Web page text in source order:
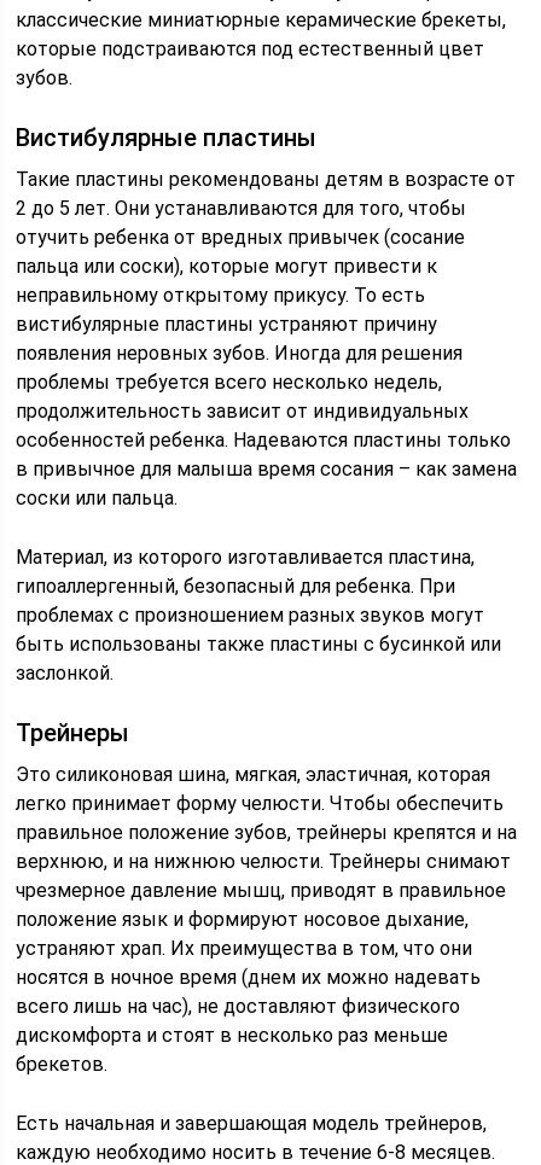
классические миниатюрные керамические брекеты,
которые подстраиваются под естественный цвет
зубов.
Вистибулярные пластины
Такие пластины рекомендованы детям в возрасте от
2 до 5 лет. Они устанавливаются для того, чтобы
отучить ребенка от вредных привычек (сосание
пальца или соски), которые могут привести к
неправильному открытому прикусу. То есть
вистибулярные пластины устраняют причину
появления неровных зубов. Иногда для решения
проблемы требуется всего несколько недель,
продолжительность зависит от индивидуальных
особенностей ребенка. Надеваются пластины только
в привычное для малыша время сосания – как замена
соски или пальца.
Материал, из которого изготавливается пластина,
гипоаллергенный, безопасный для ребенка. При
проблемах с произношением разных звуков могут
быть использованы также пластины с бусинкой или
заслонкой.
Трейнеры
Это силиконовая шина, мягкая, эластичная, которая
легко принимает форму челюсти. Чтобы обеспечить
правильное положение зубов, трейнеры крепятся и на
верхнюю, и на нижнюю челюсти. Трейнеры снимают
чрезмерное давление мышц, приводят в правильное
положение язык и формируют носовое дыхание,
устраняют храп. Их преимущества в том, что они
носятся в ночное время (днем их можно надевать
всего лишь на час), не доставляют физического
дискомфорта и стоят в несколько раз меньше
брекетов.
Есть начальная и завершающая модель трейнеров,
каждую необходимо носить в течение 6-8 месяцев.